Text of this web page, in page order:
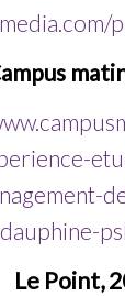
dauphine-
Le Point,